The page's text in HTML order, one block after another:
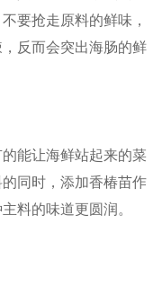
要抢走原料的鲜味，
反而会突出海肠的鲜
能让海鲜站起来的菜
同时，添加香椿苗作
料的味道更圆润。